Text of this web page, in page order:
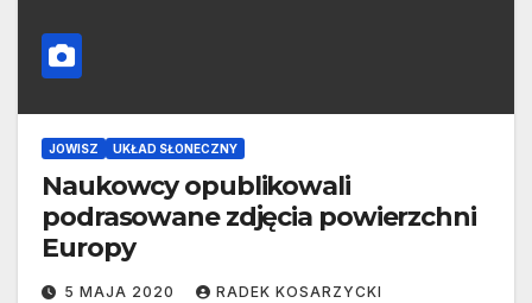
JOWISZ UKŁAD SŁONECZNY
Naukowcy opublikowali
podrasowane zdjęcia powierzchni
Europy
5 MAJA 2020 RADEK KOSARZYCKI